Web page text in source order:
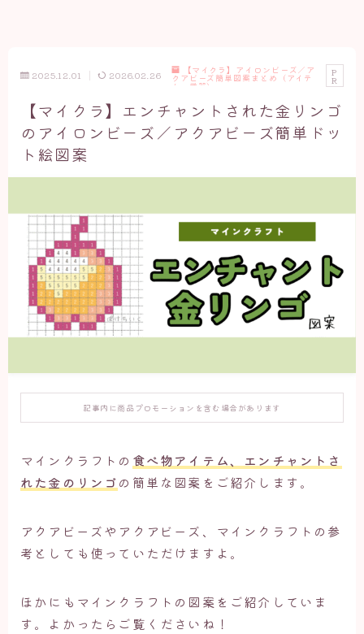
2025.12.01 2026.02.26 【マイクラ】アイロンビーズ／ア
クアビーズ簡単図案まとめ（アイテ
ム・武器）
P
R
【マイクラ】エンチャントされた金リンゴ
のアイロンビーズ／アクアビーズ簡単ドッ
ト絵図案
記事内に商品プロモーションを含む場合があります
マインクラフトの 食べ物アイテム、エンチャントさ
れた金のリンゴの簡単な図案をご紹介します。
アクアビーズやアクアビーズ、マインクラフトの参
考としても使っていただけますよ。
ほかにもマインクラフトの図案をご紹介していま
す。よかったらご覧くださいね！